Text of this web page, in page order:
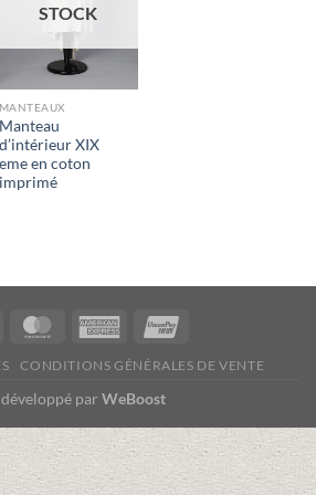
STOCK
MANTEAUX
Manteau
d’intérieur XIX
eme en coton
imprimé
Visa MasterCardAmerican
CONDITIONS GÉNÉRALES DE VENTE
par WeBoost